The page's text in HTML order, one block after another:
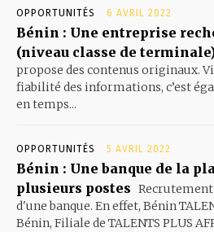
OPPORTUNITÉS 6 AVRIL 2022
Bénin : Une entreprise
(niveau classe de
propose des contenus originaux.
fiabilité des informations, c’est
en temps...
OPPORTUNITÉS 5 AVRIL 2022
Bénin : Une banque de la
plusieurs postes
d'une banque. En effet, Bénin
Bénin, Filiale de TALENTS PLUS